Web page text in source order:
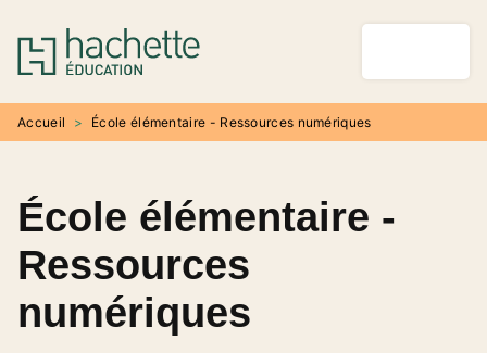
MENU RECHERCHE
PIED DE PAGE
Accueil > École élémentaire - Ressources numériques
École élémentaire -
Ressources
numériques